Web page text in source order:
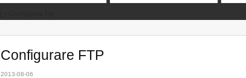
Configurare FTP
2013-08-06